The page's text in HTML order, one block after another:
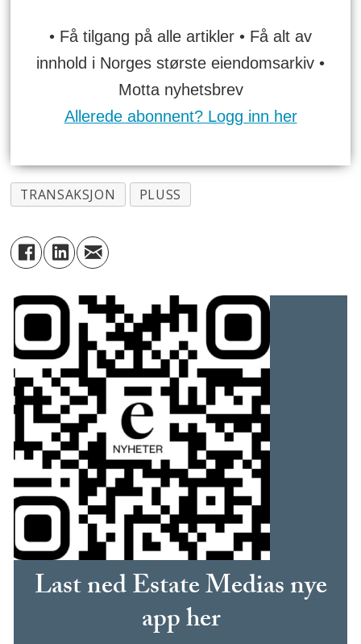
• Få tilgang på alle artikler • Få alt av
innhold i Norges største eiendomsarkiv •
Motta nyhetsbrev
Allerede abonnent? Logg inn her
TRANSAKSJON PLUSS
Last ned Estate Medias nye
app her